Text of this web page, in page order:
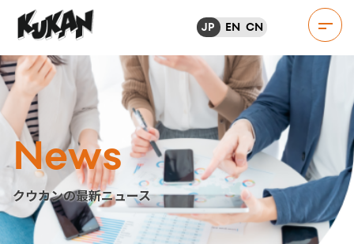
JP EN CN
News
クウカンの最新ニュース